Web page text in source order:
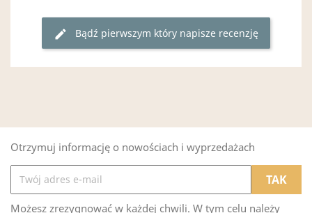
edit Bądź pierwszym który napisze recenzję
Otrzymuj informację o nowościach i wyprzedażach
Możesz zrezygnować w każdej chwili. W tym celu należy